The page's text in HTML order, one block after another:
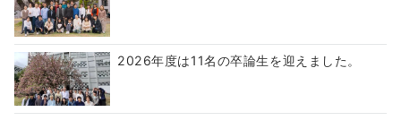
2026年度は11名の卒論生を迎えました。